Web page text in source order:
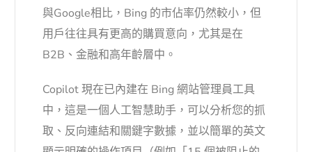
與Google相比，Bing 的市佔率仍然較小，但
用戶往往具有更高的購買意向，尤其是在
B2B、金融和高年齡層中。
Copilot 現在已內建在 Bing 網站管理員工具
中 ，這是一個人工智慧助手，可以分析您的抓
取、反向連結和關鍵字數據，並以簡單的英文